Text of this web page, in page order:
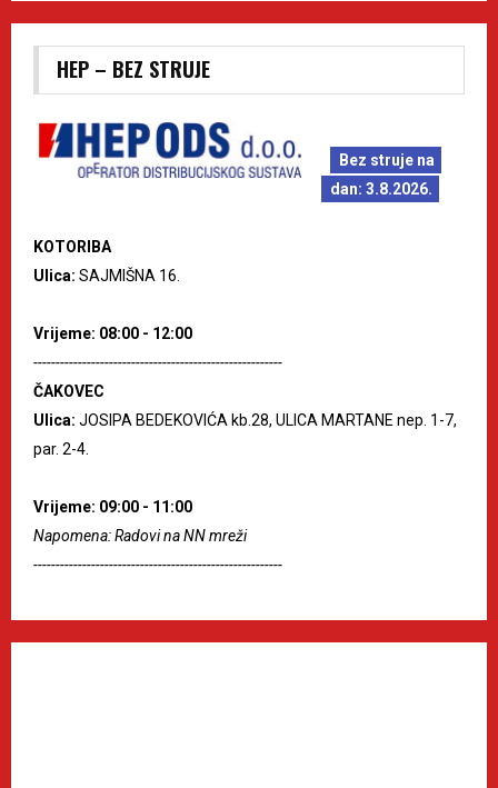
HEP – BEZ STRUJE
Bez struje na
dan: 3.8.2026.
KOTORIBA
Ulica: SAJMIŠNA 16.
Vrijeme: 08:00 - 12:00
--------------------------------------------------------
ČAKOVEC
Ulica: JOSIPA BEDEKOVIĆA kb.28, ULICA MARTANE nep. 1-7,
par. 2-4.
Vrijeme: 09:00 - 11:00
Napomena: Radovi na NN mreži
--------------------------------------------------------